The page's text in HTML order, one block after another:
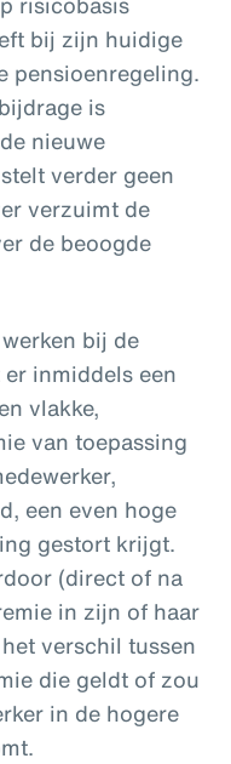
bij zijn huidige
pensioenregeling.
is
nieuwe
verder geen
verzuimt de
de beoogde
bij de
inmiddels een
vlakke,
van toepassing
een even hoge
gestort krijgt.
(direct of na
in zijn of haar
verschil tussen
die geldt of zou
in de hogere